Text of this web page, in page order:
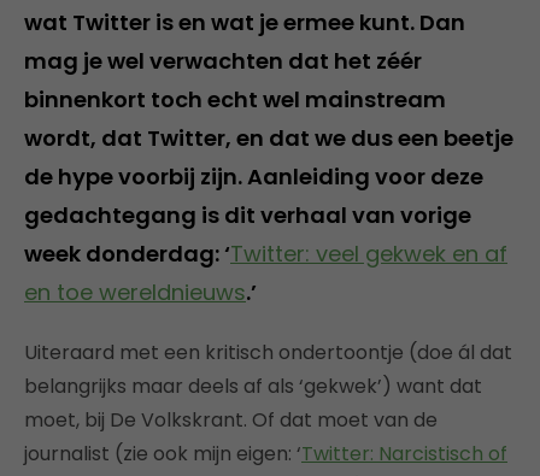
wat Twitter is en wat je ermee kunt. Dan
mag je wel verwachten dat het zéér
binnenkort toch echt wel mainstream
wordt, dat Twitter, en dat we dus een beetje
de hype voorbij zijn. Aanleiding voor deze
gedachtegang is dit verhaal van vorige
week donderdag: ‘Twitter: veel gekwek en af
en toe wereldnieuws.’
Uiteraard met een kritisch ondertoontje (doe ál dat
belangrijks maar deels af als ‘gekwek’) want dat
moet, bij De Volkskrant. Of dat moet van de
journalist (zie ook mijn eigen: ‘Twitter: Narcistisch of